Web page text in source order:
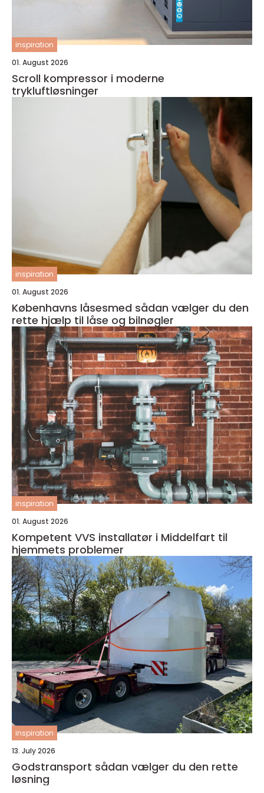
inspiration
01. August 2026
Scroll kompressor i moderne
trykluftløsninger
inspiration
01. August 2026
Københavns låsesmed sådan vælger du den
rette hjælp til låse og bilnøgler
inspiration
01. August 2026
Kompetent VVS installatør i Middelfart til
hjemmets problemer
inspiration
13. July 2026
Godstransport sådan vælger du den rette
løsning